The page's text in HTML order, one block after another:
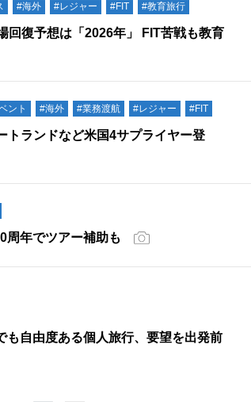
#海外 #レジャー #FIT #教育旅行
回復予想は「2026年」 FIT苦戦も教育
ント #海外 #業務渡航 #レジャー #FIT
トランドなど米国4サプライヤー登
周年でツアー補助も
自由度ある個人旅行、要望を出発前